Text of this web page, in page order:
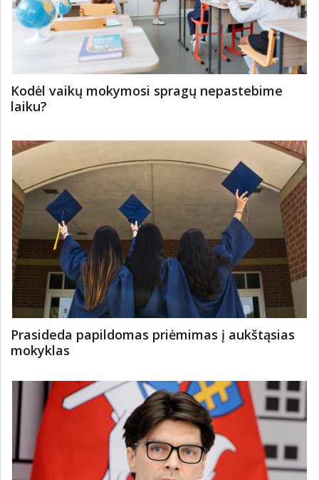
Kodėl vaikų mokymosi spragų nepastebime
laiku?
Prasideda papildomas priėmimas į aukštąsias
mokyklas